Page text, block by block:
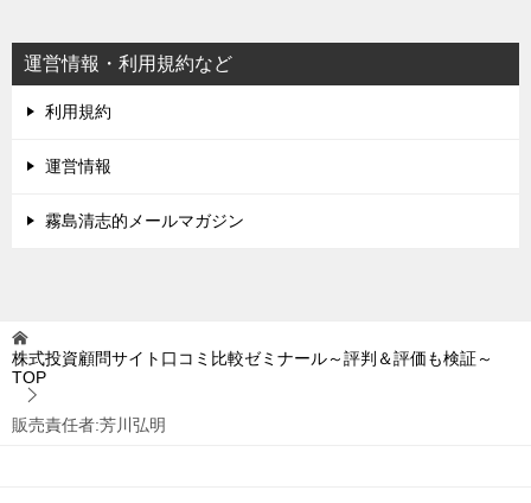
運営情報・利用規約など
利用規約
運営情報
霧島清志的メールマガジン
株式投資顧問サイト口コミ比較ゼミナール～評判＆評価も検証～
TOP
販売責任者:芳川弘明